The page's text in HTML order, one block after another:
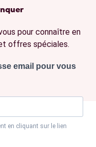
pour connaître en
offres spéciales.
email pour vous
en cliquant sur le lien